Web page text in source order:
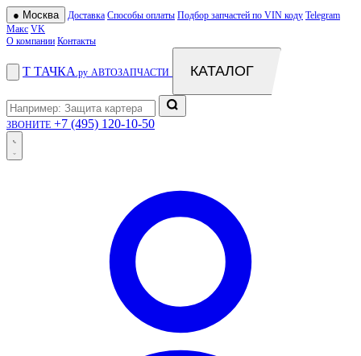
● Москва Доставка Способы оплаты Подбор запчастей по VIN коду Telegram
Макс VK
О компании Контакты
Т ТАЧКА .ру АВТОЗАПЧАСТИ КАТАЛОГ
ЗВОНИТЕ +7 (495) 120-10-50